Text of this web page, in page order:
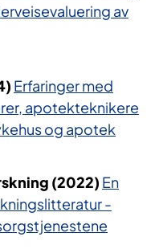
av
Erfaringer med
apotekteknikere
og apotek
(2022) En
-